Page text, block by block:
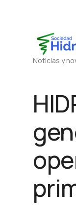
Noticias y